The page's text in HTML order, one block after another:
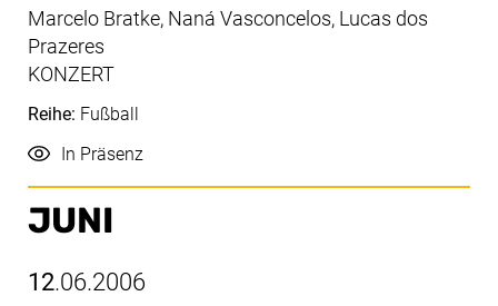
Marcelo Bratke, Naná Vasconcelos, Lucas dos
Prazeres
KONZERT
Reihe: Fußball
Durchführung
In Präsenz
JUNI
12.06.2006